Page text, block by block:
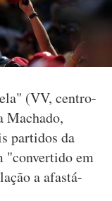
(VV, centro-
Machado,
partidos da
"convertido em
a afastá-